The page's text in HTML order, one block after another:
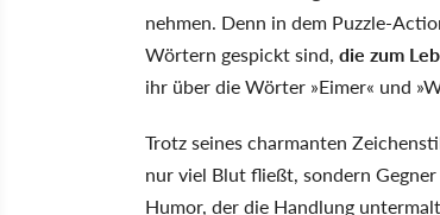
nehmen. Denn in dem Puzzle-
Wörtern gespickt sind, die zum
ihr über die Wörter »Eimer« und
Trotz seines charmanten
nur viel Blut fließt, sondern
Humor, der die Handlung